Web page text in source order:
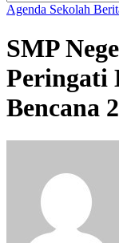
Agenda Sekolah
SMP
Peringati
Bencana